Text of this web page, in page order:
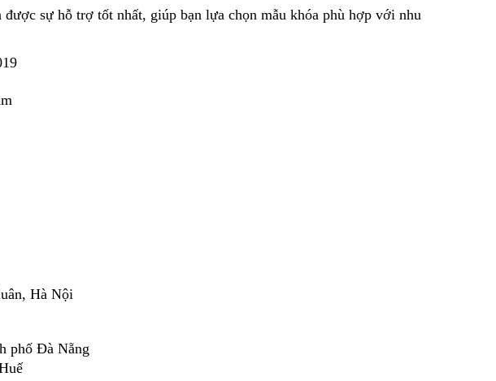
sự hỗ trợ tốt nhất, giúp bạn lựa chọn mẫu khóa phù hợp với nhu
Hà Nội
phố Đà Nẵng